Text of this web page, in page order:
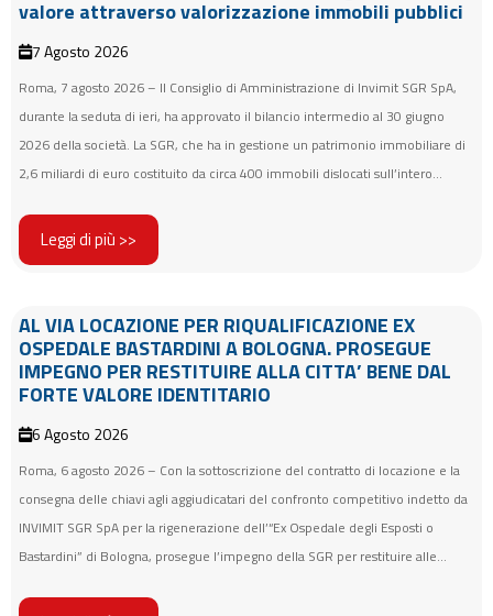
valore attraverso valorizzazione immobili pubblici
7 Agosto 2026
Roma, 7 agosto 2026 – Il Consiglio di Amministrazione di Invimit SGR SpA,
durante la seduta di ieri, ha approvato il bilancio intermedio al 30 giugno
2026 della società. La SGR, che ha in gestione un patrimonio immobiliare di
2,6 miliardi di euro costituito da circa 400 immobili dislocati sull’intero...
Leggi di più >>
AL VIA LOCAZIONE PER RIQUALIFICAZIONE EX
OSPEDALE BASTARDINI A BOLOGNA. PROSEGUE
IMPEGNO PER RESTITUIRE ALLA CITTA’ BENE DAL
FORTE VALORE IDENTITARIO
6 Agosto 2026
Roma, 6 agosto 2026 – Con la sottoscrizione del contratto di locazione e la
consegna delle chiavi agli aggiudicatari del confronto competitivo indetto da
INVIMIT SGR SpA per la rigenerazione dell’“Ex Ospedale degli Esposti o
Bastardini” di Bologna, prosegue l’impegno della SGR per restituire alle...